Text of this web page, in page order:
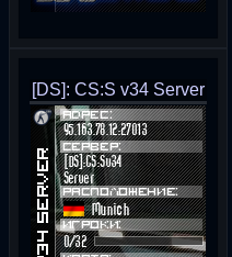
[DS]: CS:S v34 Server